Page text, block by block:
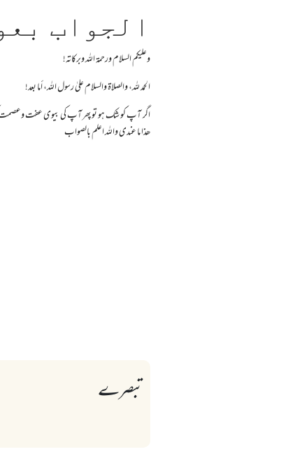
الجواب
وعلیکم السلام ورحمة اللہ وبرکاته!
الحمد لله، والصلاة والسلام علىٰ رسول الله، أما بعد!
اگر آپ کو شک ہو تو پھر آپ کی بیوی عفت وعصمت کی
ھذا ما عندی واللہ اعلم بالصواب
تبصرے